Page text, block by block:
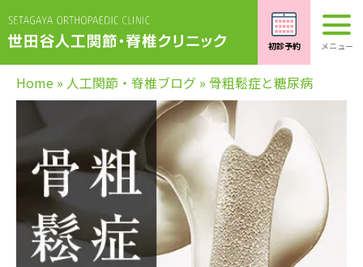
Home » 人工関節・脊椎ブログ » 骨粗鬆症と糖尿病